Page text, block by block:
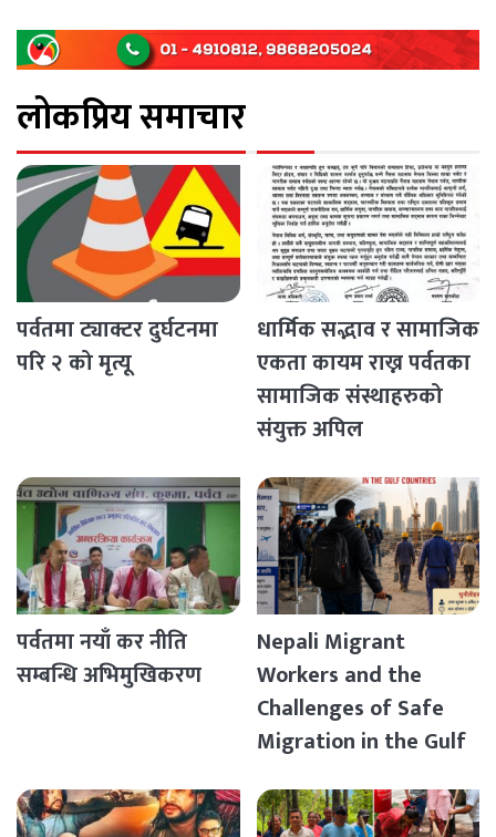
लोकप्रिय समाचार
पर्वतमा ट्याक्टर दुर्घटनमा
परि २ को मृत्यू
धार्मिक सद्भाव र सामाजिक
एकता कायम राख्न पर्वतका
सामाजिक संस्थाहरुको
संयुक्त अपिल
पर्वतमा नयाँ कर नीति
सम्बन्धि अभिमुखिकरण
Nepali Migrant
Workers and the
Challenges of Safe
Migration in the Gulf